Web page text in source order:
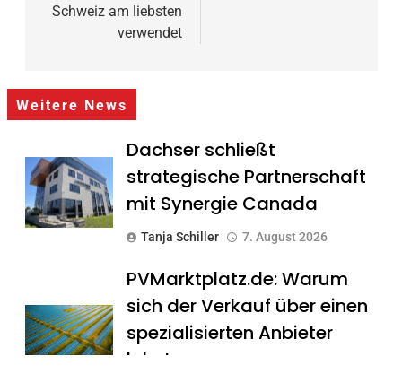
Schweiz am liebsten
verwendet
Weitere News
Dachser schließt
strategische Partnerschaft
mit Synergie Canada
Tanja Schiller 7. August 2026
PVMarktplatz.de: Warum
sich der Verkauf über einen
spezialisierten Anbieter
lohnt